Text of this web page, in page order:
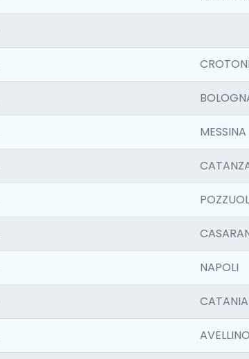
MESSINA
NAPOLI
CATANIA
AVELLINO